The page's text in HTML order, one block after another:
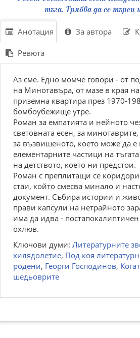
тъга. Трябва да се търси
Анотация За автора
Ревюта
Аз сме. Едно момче говори - от
на Минотавъра, от мазе в края
приземна квартира през 1970-
бомбоубежище утре.
Роман за емпатията и нейното
световната есен, за
за възвишеното, което може да е
елементарните частици на
на детството, което ни предстои.
Роман с преплитащи се
стаи, който смесва минало и
документ. Събира истории и
прави капсули на нетрайното
има да идва -
охлюв.
Ключови думи: Литературните
хилядолетие, Под коя
родени, Георги Господинов,
шедьоврите